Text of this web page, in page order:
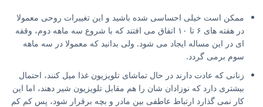
ممکن است خیلی احساسی شده باشید و این تغییرات روحی معمولا
در هفته های ۶ تا ۱۰ اتفاق می افتند که با شروع سه ماهه دوم، وقفه
ای در این مساله ایجاد می شود. ولی بدانید که معمولا در سه ماهه
سوم برمی گردد.
زنانی که عادت دارند در حال تماشای تلویزیون غذا میل کنند، احتمال
بیشتری دارد که نوزادان شان را هم مقابل تلویزیون شیر دهند، اما این
کار نمی گذارد ارتباط عاطفی بین مادر و بچه برقرار شود، پس کم کم